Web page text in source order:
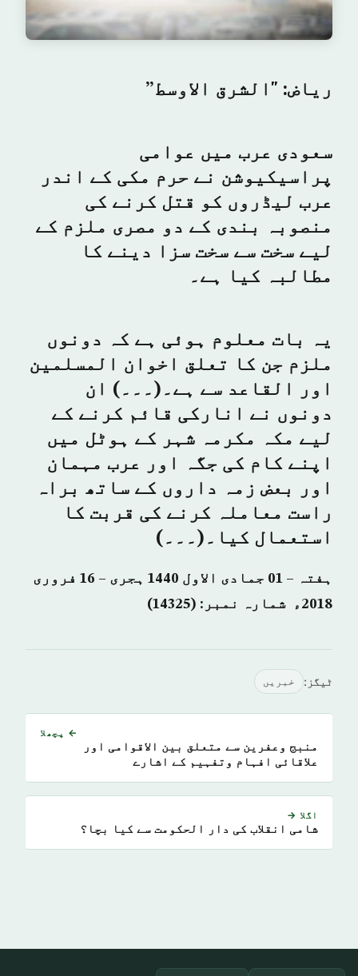
ریاض: "الشرق الاوسط”
سعودی عرب میں عوامی
پراسیکیوشن نے حرم مکی کے اندر
عرب لیڈروں کو قتل کرنے کی
منصوبہ بندی کے دو مصری ملزم کے
لیے سخت سے سخت سزا دینے کا
مطالبہ کیا ہے۔
یہ بات معلوم ہوئی ہے کہ دونوں
ملزم جن کا تعلق اخوان المسلمین
اور القاعد سے ہے۔(۔۔۔) ان
دونوں نے انارکی قائم کرنے کے
لیے مکہ مکرمہ شہر کے ہوٹل میں
اپنے کام کی جگہ اور عرب مہمان
اور بعض زمہ داروں کے ساتھ براہ
راست معاملہ کرنے کی قربت کا
استعمال کیا۔(۔۔۔)
ہفتہ – 01 جمادی الاول 1440 ہجری – 16 فروری
2018ء شمارہ نمبر: (14325)
ٹیگز: خبريں
← پچھلا
منبج وعفرين سے متعلق بین الاقوامی اور
علاقائی افہام وتفہیم کے اشارے
اگلا →
شامی انقلاب کی دار الحکومت سے کیا بچا؟